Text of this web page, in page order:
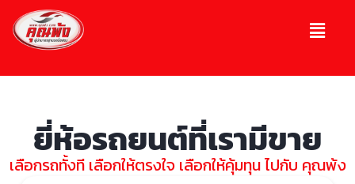
ยี่ห้อรถยนต์ที่เรามีขาย
เลือกรถทั้งที เลือกให้ตรงใจ เลือกให้คุ้มทุน ไปกับ คุณพ้ง